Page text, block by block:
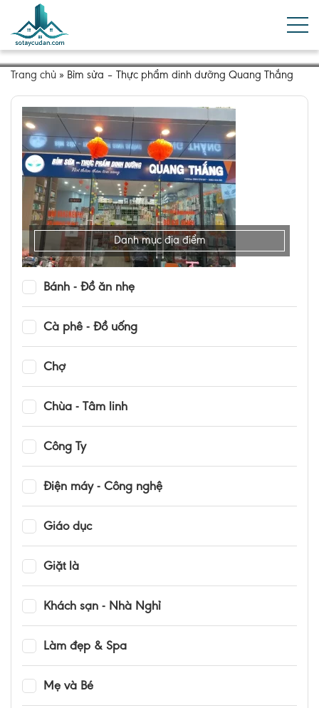
Trang chủ » Bỉm sửa – Thực phẩm dinh dưỡng Quang Thắng
Danh mục địa điểm
Bánh - Đồ ăn nhẹ
Cà phê - Đồ uống
Chợ
Chùa - Tâm linh
Công Ty
Điện máy - Công nghệ
Giáo dục
Giặt là
Khách sạn - Nhà Nghỉ
Làm đẹp & Spa
Mẹ và Bé